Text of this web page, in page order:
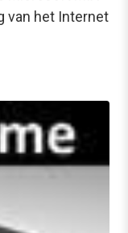
van het Internet